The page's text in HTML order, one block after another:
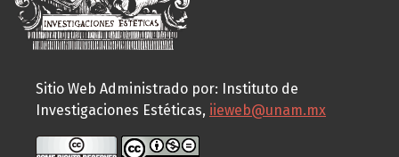
Sitio Web Administrado por: Instituto de
Investigaciones Estéticas, iieweb@unam.mx